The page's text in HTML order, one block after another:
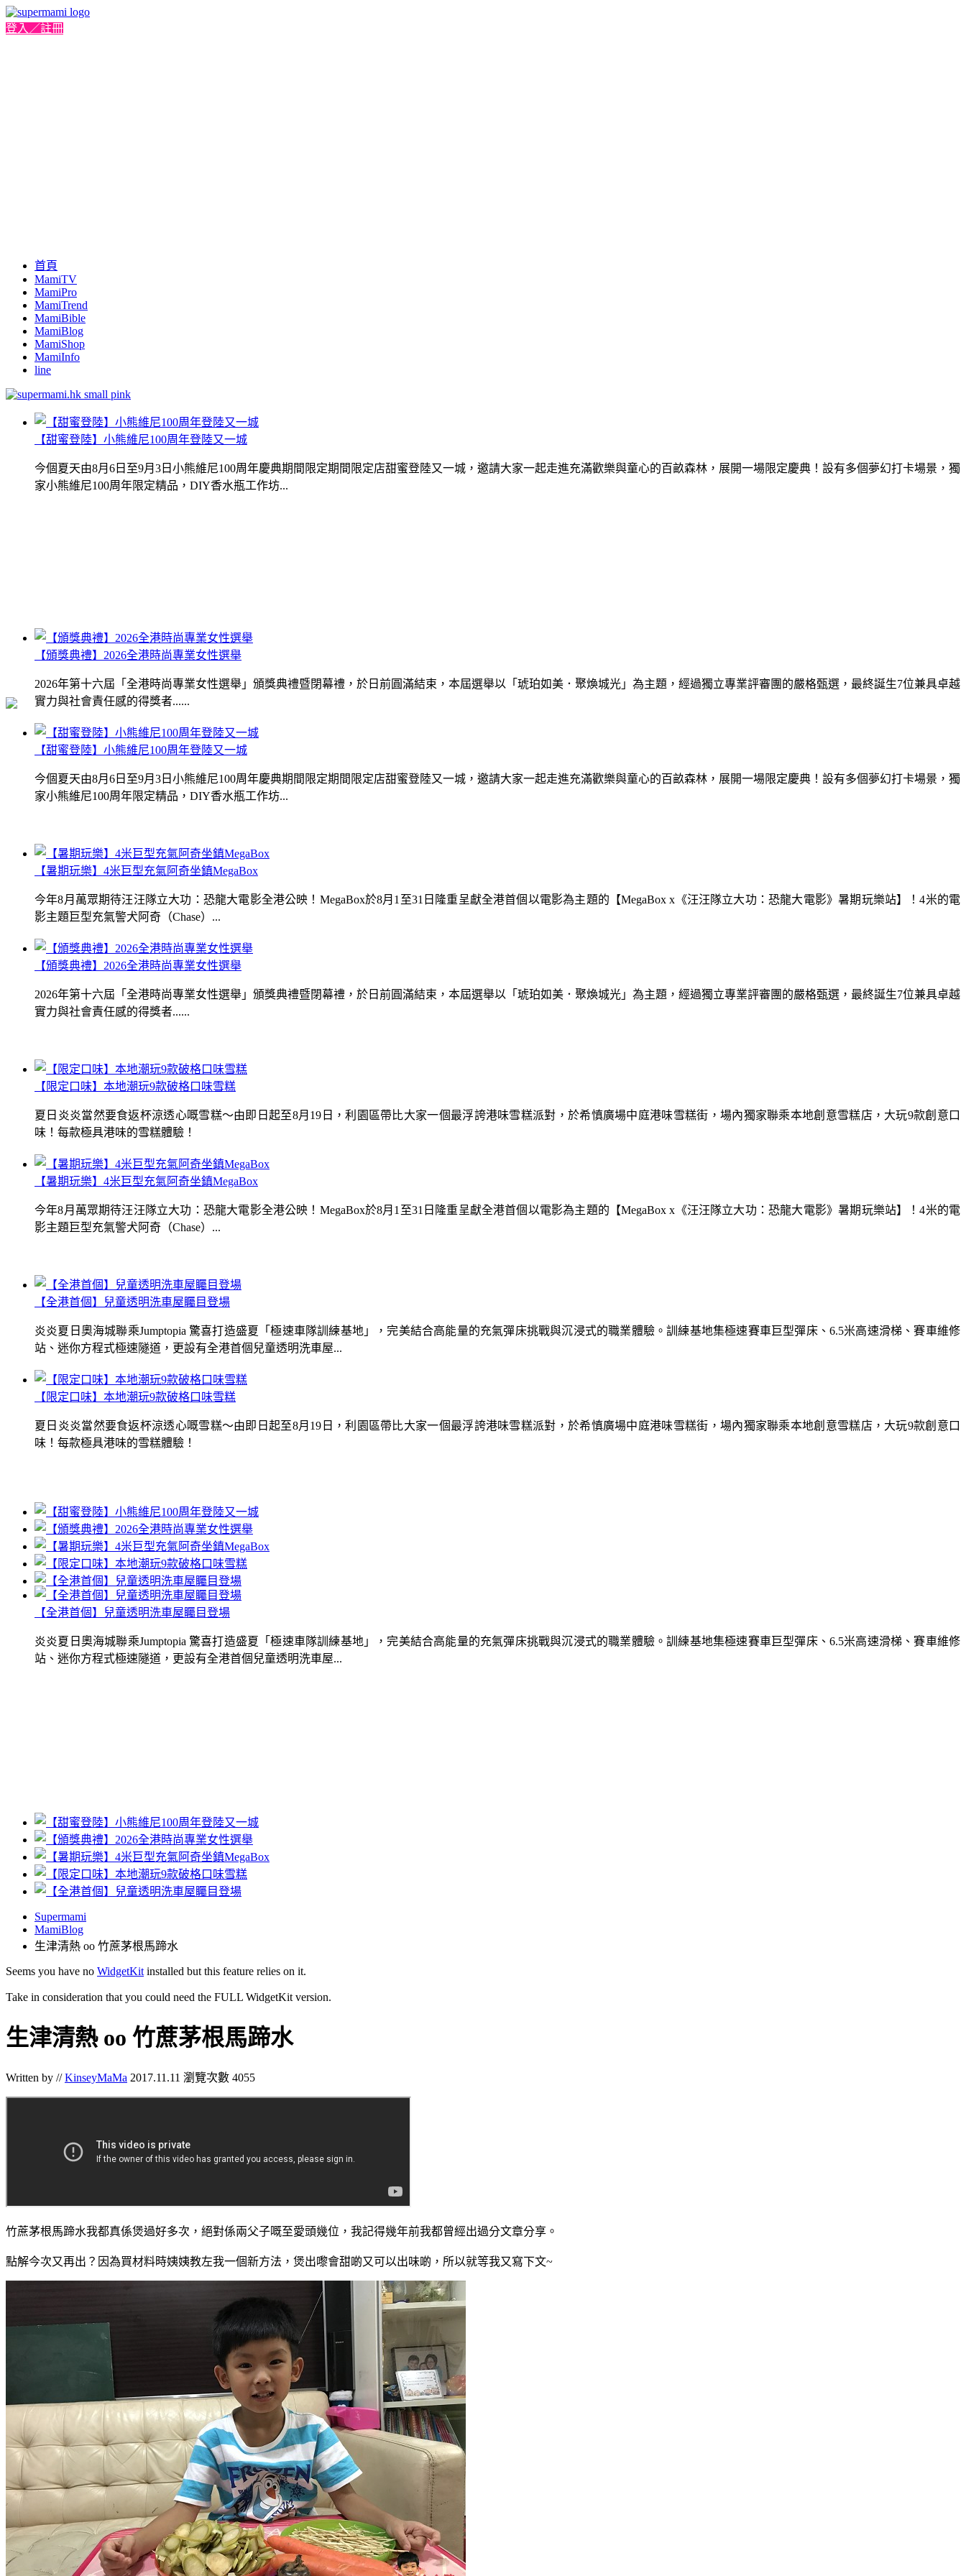
登入／註冊
首頁
MamiTV
MamiPro
MamiTrend
MamiBible
MamiBlog
MamiShop
MamiInfo
line
【甜蜜登陸】小熊維尼100周年登陸又一城
今個夏天由8月6日至9月3日小熊維尼100周年慶典期間限定期間限定店甜蜜登陸又一城，邀請大家一起走進充滿歡樂與童心的百畝森林，展開一場限定慶典！設有多個夢幻打卡場景，獨
家小熊維尼100周年限定精品，DIY香水瓶工作坊...
【頒獎典禮】2026全港時尚專業女性選舉
2026年第十六屆「全港時尚專業女性選舉」頒獎典禮暨閉幕禮，於日前圓滿結束，本屆選舉以「琥珀如美．聚煥城光」為主題，經過獨立專業評審團的嚴格甄選，最終誕生7位兼具卓越
實力與社會責任感的得獎者......
【暑期玩樂】4米巨型充氣阿奇坐鎮MegaBox
今年8月萬眾期待汪汪隊立大功：恐龍大電影全港公映！MegaBox於8月1至31日隆重呈獻全港首個以電影為主題的【MegaBox x《汪汪隊立大功：恐龍大電影》暑期玩樂站】！4米的電
影主題巨型充氣警犬阿奇（Chase）...
【限定口味】本地潮玩9款破格口味雪糕
夏日炎炎當然要食返杯涼透心嘅雪糕～由即日起至8月19日，利園區帶比大家一個最浮誇港味雪糕派對，於希慎廣場中庭港味雪糕街，場內獨家聯乘本地創意雪糕店，大玩9款創意口
味！每款極具港味的雪糕體驗！
【全港首個】兒童透明洗車屋矚目登場
炎炎夏日奧海城聯乘Jumptopia 驚喜打造盛夏「極速車隊訓練基地」，完美結合高能量的充氣彈床挑戰與沉浸式的職業體驗。訓練基地集極速賽車巨型彈床、6.5米高速滑梯、賽車維修
站、迷你方程式極速隧道，更設有全港首個兒童透明洗車屋...
【甜蜜登陸】小熊維尼100周年登陸又一城
今個夏天由8月6日至9月3日小熊維尼100周年慶典期間限定期間限定店甜蜜登陸又一城，邀請大家一起走進充滿歡樂與童心的百畝森林，展開一場限定慶典！設有多個夢幻打卡場景，獨
家小熊維尼100周年限定精品，DIY香水瓶工作坊...
【頒獎典禮】2026全港時尚專業女性選舉
2026年第十六屆「全港時尚專業女性選舉」頒獎典禮暨閉幕禮，於日前圓滿結束，本屆選舉以「琥珀如美．聚煥城光」為主題，經過獨立專業評審團的嚴格甄選，最終誕生7位兼具卓越
實力與社會責任感的得獎者......
【暑期玩樂】4米巨型充氣阿奇坐鎮MegaBox
今年8月萬眾期待汪汪隊立大功：恐龍大電影全港公映！MegaBox於8月1至31日隆重呈獻全港首個以電影為主題的【MegaBox x《汪汪隊立大功：恐龍大電影》暑期玩樂站】！4米的電
影主題巨型充氣警犬阿奇（Chase）...
【限定口味】本地潮玩9款破格口味雪糕
夏日炎炎當然要食返杯涼透心嘅雪糕～由即日起至8月19日，利園區帶比大家一個最浮誇港味雪糕派對，於希慎廣場中庭港味雪糕街，場內獨家聯乘本地創意雪糕店，大玩9款創意口
味！每款極具港味的雪糕體驗！
【全港首個】兒童透明洗車屋矚目登場
炎炎夏日奧海城聯乘Jumptopia 驚喜打造盛夏「極速車隊訓練基地」，完美結合高能量的充氣彈床挑戰與沉浸式的職業體驗。訓練基地集極速賽車巨型彈床、6.5米高速滑梯、賽車維修
站、迷你方程式極速隧道，更設有全港首個兒童透明洗車屋...
Supermami
MamiBlog
生津清熱 oo 竹蔗茅根馬蹄水
Seems you have no WidgetKit installed but this feature relies on it.
Take in consideration that you could need the FULL WidgetKit version.
生津清熱 oo 竹蔗茅根馬蹄水
Written by //KinseyMaMa 2017.11.11 瀏覽次數 4055
竹蔗茅根馬蹄水我都真係煲過好多次，絕對係兩父子嘅至愛頭幾位，我記得幾年前我都曾經出過分文章分享。
點解今次又再出？因為買材料時姨姨教左我一個新方法，煲出嚟會甜啲又可以出味啲，所以就等我又寫下文~